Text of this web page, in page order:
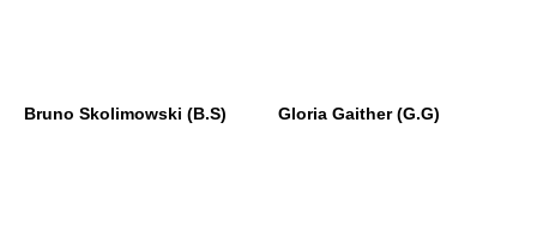
Bruno Skolimowski (B.S) Gloria Gaither (G.G)